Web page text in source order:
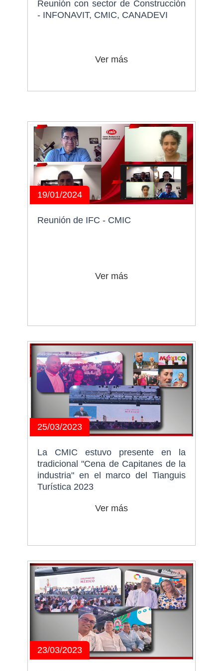
Reunión con sector de Construcción
- INFONAVIT, CMIC, CANADEVI
Ver más
19/01/2024
Reunión de IFC - CMIC
Ver más
25/03/2023
La CMIC estuvo presente en la
tradicional "Cena de Capitanes de la
industria" en el marco del Tianguis
Turística 2023
Ver más
23/03/2023